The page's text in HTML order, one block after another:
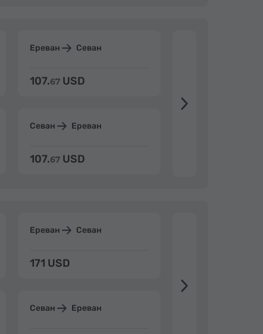
Ереван Севан
107.67 USD
Севан Ереван
107.67 USD
Ереван Севан
171 USD
Севан Ереван